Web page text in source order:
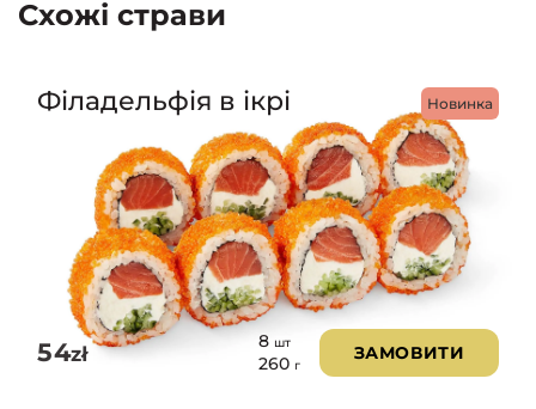
Схожі страви
Новинка
Філадельфія в ікрі
54zł
8 шт
260 г
ЗАМОВИТИ